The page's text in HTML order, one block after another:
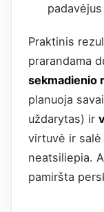
Praktinis
prarandama
sekmadienio
planuoja
uždarytas) ir
virtuvė ir salė
neatsiliepia.
pamiršta